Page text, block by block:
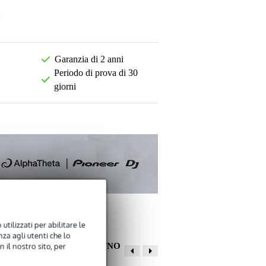
utilizzati per abilitare le
agli utenti che lo
il nostro sito, per
Garanzia di 2 anni
Periodo di prova di 30
giorni
ALTRI CLIENTI HANNO